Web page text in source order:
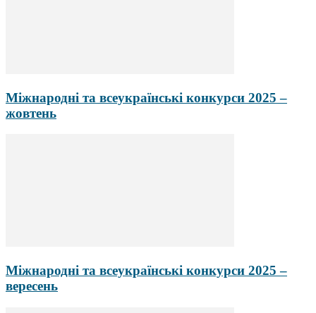
Міжнародні та всеукраїнські конкурси 2025 –
жовтень
Міжнародні та всеукраїнські конкурси 2025 –
вересень